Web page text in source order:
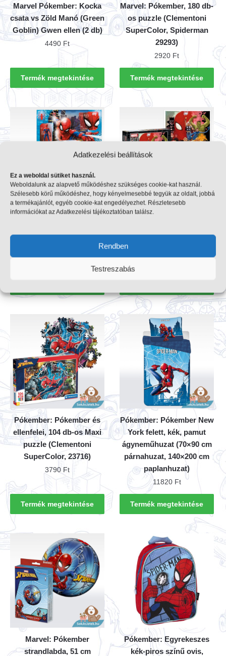
Adatkezelési beállítások
Ez a weboldal sütiket használ.
Weboldalunk az alapvető működéshez szükséges cookie-kat használ.
Szélesebb körű működéshez, hogy kényelmesebbé tegyük az oldalt, jobbá
a termékajánlót, egyéb cookie-kat engedélyezhet. Részletesebb
információkat az Adatkezelési tájékoztatóban találsz.
Rendben
Testreszabás
Marvel Pókember: Kocka
csata vs Zöld Manó (Green
Goblin) Gwen ellen (2 db)
4490 Ft
Termék megtekintése
Marvel: Pókember, 180 db-
os puzzle (Clementoni
SuperColor, Spiderman
29293)
2920 Ft
Termék megtekintése
Marvel: Pókember 104 db-
SuperColor, Spiderman
Marvel puzzle: 80 éves
(Clementoni 39534)
Pókember: Pókember és
ellenfelei, 104 db-os Maxi
puzzle (Clementoni
SuperColor, 23716)
3790 Ft
Termék megtekintése
Pókember: Pókember New
York felett, kék, pamut
ágyneműhuzat (70×90 cm
párnahuzat, 140×200 cm
paplanhuzat)
11820 Ft
Termék megtekintése
Marvel: Pókember
strandlabda, 51 cm
Pókember: Egyrekeszes
kék-piros színű ovis,